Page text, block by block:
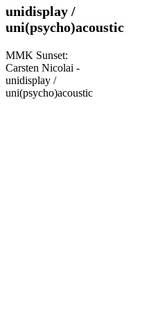
–
unidisplay
/
unidisplay /
uni(psycho)acoustic
MMK Sunset:
Carsten Nicolai -
unidisplay /
uni(psycho)acoustic